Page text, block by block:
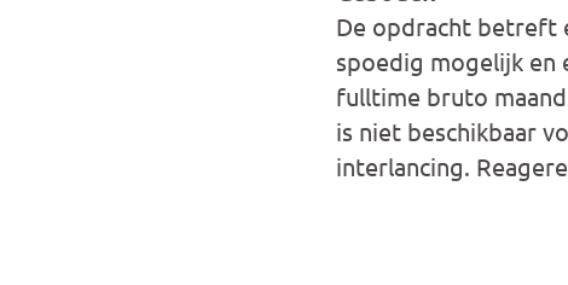
De opdracht betreft
spoedig mogelijk en
fulltime bruto
is niet beschikbaar
interlancing.